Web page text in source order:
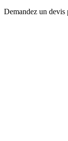
Demandez un devis